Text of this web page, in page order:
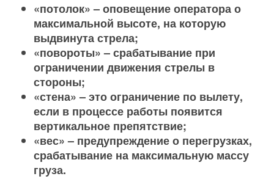
«потолок» – оповещение оператора о
максимальной высоте, на которую
выдвинута стрела;
«повороты» – срабатывание при
ограничении движения стрелы в
стороны;
«стена» – это ограничение по вылету,
если в процессе работы появится
вертикальное препятствие;
«вес» – предупреждение о перегрузках,
срабатывание на максимальную массу
груза.